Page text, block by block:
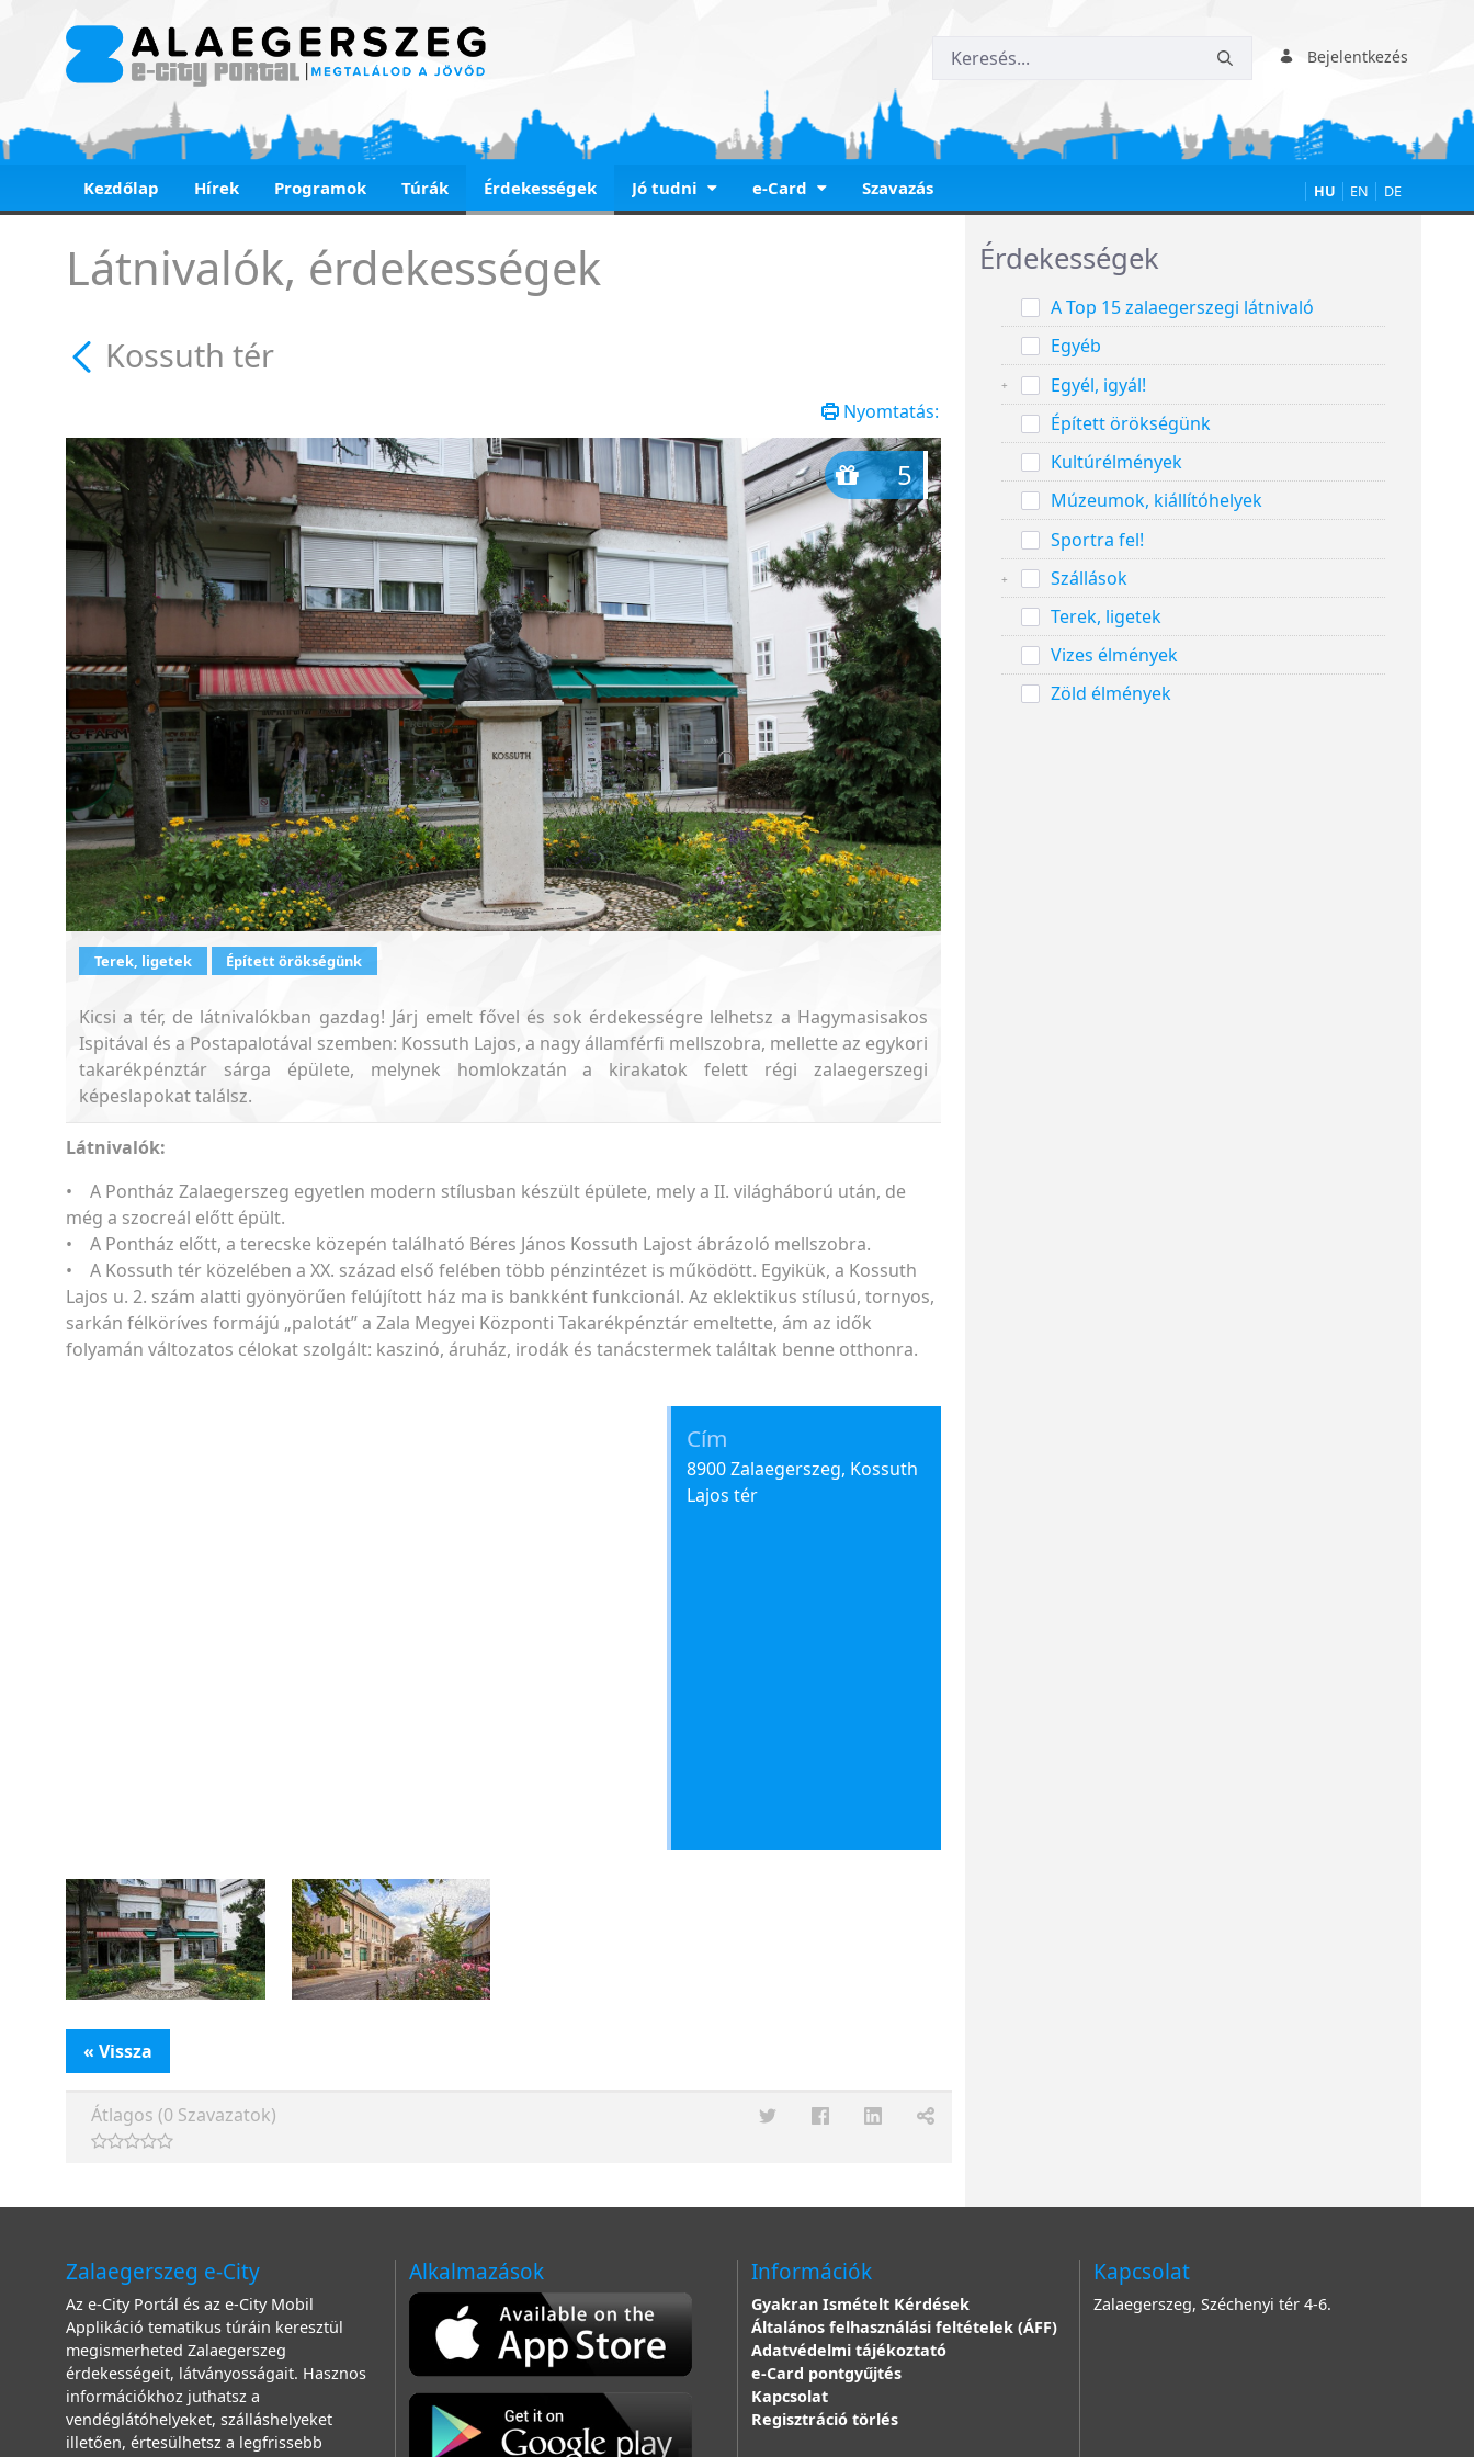
Bejelentkezés
Kezdőlap Hírek Programok Túrák Érdekességek Jó tudni e-Card Szavazás HU EN DE
Kossuth tér - Kossuth tér
Látnivalók, érdekességek
Kossuth tér
Nyomtatás:
5
Terek, ligetek Épített örökségünk
Kicsi a tér, de látnivalókban gazdag! Járj emelt fővel és sok érdekességre lelhetsz a Hagymasisakos
Ispitával és a Postapalotával szemben: Kossuth Lajos, a nagy államférfi mellszobra, mellette az egykori
takarékpénztár sárga épülete, melynek homlokzatán a kirakatok felett régi zalaegerszegi
képeslapokat találsz.
Látnivalók:
• A Pontház Zalaegerszeg egyetlen modern stílusban készült épülete, mely a II. világháború után, de
még a szocreál előtt épült.
• A Pontház előtt, a terecske közepén található Béres János Kossuth Lajost ábrázoló mellszobra.
• A Kossuth tér közelében a XX. század első felében több pénzintézet is működött. Egyikük, a Kossuth
Lajos u. 2. szám alatti gyönyörűen felújított ház ma is bankként funkcionál. Az eklektikus stílusú, tornyos,
sarkán félköríves formájú „palotát” a Zala Megyei Központi Takarékpénztár emeltette, ám az idők
folyamán változatos célokat szolgált: kaszinó, áruház, irodák és tanácstermek találtak benne otthonra.
Cím
8900 Zalaegerszeg, Kossuth
Lajos tér
« Vissza
Átlagos (0 Szavazatok)
Érdekességek
A Top 15 zalaegerszegi látnivaló
Egyéb
Egyél, igyál!
Épített örökségünk
Kultúrélmények
Múzeumok, kiállítóhelyek
Sportra fel!
Szállások
Terek, ligetek
Vizes élmények
Zöld élmények
Zalaegerszeg e-City
Az e-City Portál és az e-City Mobil
Applikáció tematikus túráin keresztül
megismerheted Zalaegerszeg
érdekességeit, látványosságait. Hasznos
információkhoz juthatsz a
vendéglátóhelyeket, szálláshelyeket
illetően, értesülhetsz a legfrissebb
Alkalmazások Információk
Gyakran Ismételt Kérdések
Általános felhasználási feltételek (ÁFF)
Adatvédelmi tájékoztató
e-Card pontgyűjtés
Kapcsolat
Regisztráció törlés
Kapcsolat
Zalaegerszeg, Széchenyi tér 4-6.